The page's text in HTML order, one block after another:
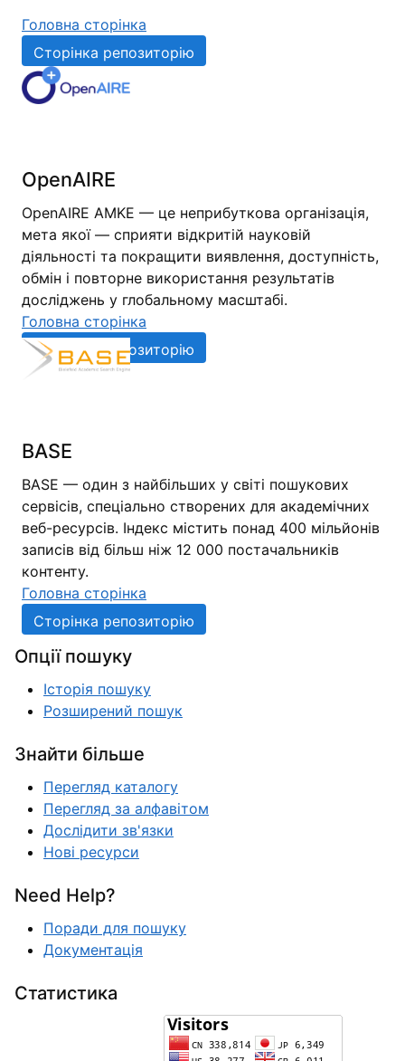
Головна сторінка
Сторінка репозиторію
OpenAIRE
OpenAIRE AMKE — це неприбуткова організація,
мета якої — сприяти відкритій науковій
діяльності та покращити виявлення, доступність,
обмін і повторне використання результатів
досліджень у глобальному масштабі.
Головна сторінка
Сторінка репозиторію
BASE
BASE — один з найбільших у світі пошукових
сервісів, спеціально створених для академічних
веб-ресурсів. Індекс містить понад 400 мільйонів
записів від більш ніж 12 000 постачальників
контенту.
Головна сторінка
Сторінка репозиторію
Опції пошуку
Історія пошуку
Розширений пошук
Знайти більше
Перегляд каталогу
Перегляд за алфавітом
Дослідити зв'язки
Нові ресурси
Need Help?
Поради для пошуку
Документація
Статистика